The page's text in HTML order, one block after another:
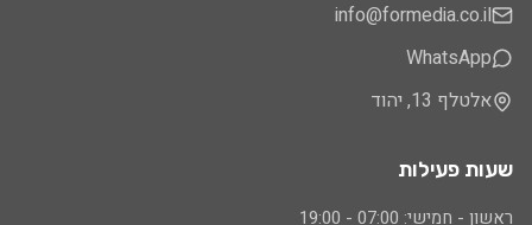
info@formedia.co.il
WhatsApp
אלטלף 13, יהוד
שעות פעילות
ראשון - חמישי: 07:00 - 19:00